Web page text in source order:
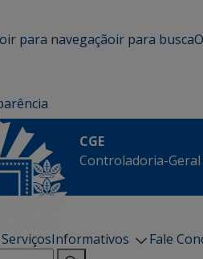
ir para navegaçãoir para busca
CGE
Controladoria-Geral
ServiçosInformativos
Fale